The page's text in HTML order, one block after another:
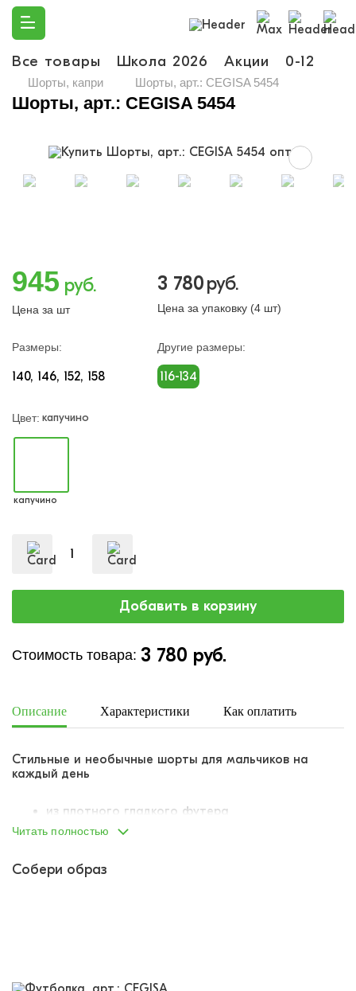
Все товары Школа 2026 Акции 0-12
Шорты, капри Шорты, арт.: CEGISA 5454
Шорты, арт.: CEGISA 5454
945 руб.
Цена за шт
3 780руб.
Цена за упаковку (4 шт)
Размеры:
140 146 152 158
Другие размеры:
116-134
Цвет: капучино
капучино
Стоимость товара: 3 780 руб.
Описание Характеристики Как оплатить
Стильные и необычные шорты для мальчиков на
каждый день
из плотного гладкого футера
свободный крой
лучшей посадки на талии
Читать полностью
Собери образ